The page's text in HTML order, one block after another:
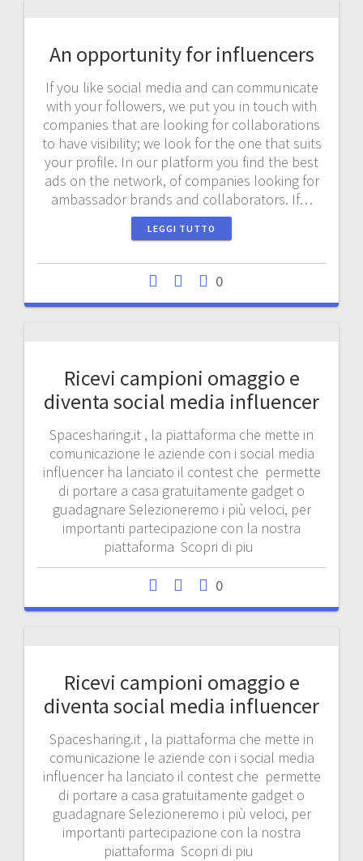
An opportunity for influencers
If you like social media and can communicate
with your followers, we put you in touch with
companies that are looking for collaborations
to have visibility; we look for the one that suits
your profile. In our platform you find the best
ads on the network, of companies looking for
ambassador brands and collaborators. If…
LEGGI TUTTO
0
Ricevi campioni omaggio e
diventa social media influencer
Spacesharing.it , la piattaforma che mette in
comunicazione le aziende con i social media
influencer ha lanciato il contest che permette
di portare a casa gratuitamente gadget o
guadagnare Selezioneremo i più veloci, per
importanti partecipazione con la nostra
piattaforma Scopri di piu
0
Ricevi campioni omaggio e
diventa social media influencer
Spacesharing.it , la piattaforma che mette in
comunicazione le aziende con i social media
influencer ha lanciato il contest che permette
di portare a casa gratuitamente gadget o
guadagnare Selezioneremo i più veloci, per
importanti partecipazione con la nostra
piattaforma Scopri di piu